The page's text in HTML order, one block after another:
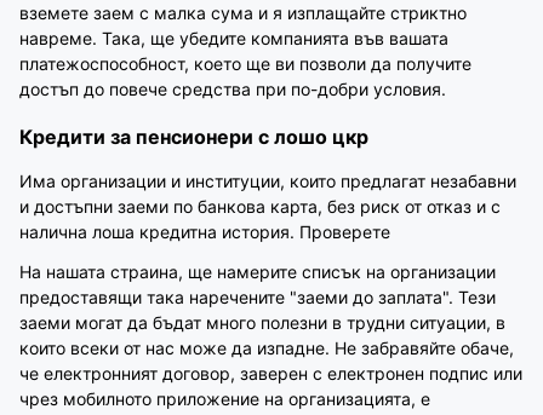
вземете заем с малка сума и я изплащайте стриктно
навреме. Така, ще убедите компанията във вашата
платежоспособност, което ще ви позволи да получите
достъп до повече средства при по-добри условия.
Кредити за пенсионери с лошо цкр
Има организации и институции, които предлагат незабавни
и достъпни заеми по банкова карта, без риск от отказ и с
налична лоша кредитна история. Проверете
На нашата страина, ще намерите списък на организации
предоставящи така наречените "заеми до заплата". Тези
заеми могат да бъдат много полезни в трудни ситуации, в
които всеки от нас може да изпадне. Не забравяйте обаче,
че електронният договор, заверен с електронен подпис или
чрез мобилното приложение на организацията, е